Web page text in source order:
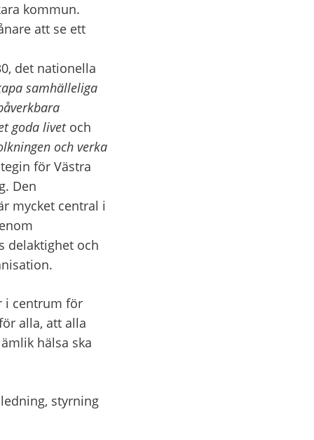
kommun.
att se ett
det nationella
samhälleliga
goda livet och
och verka
för Västra
Den
mycket central i
delaktighet och
i centrum för
alla, att alla
hälsa ska
styrning